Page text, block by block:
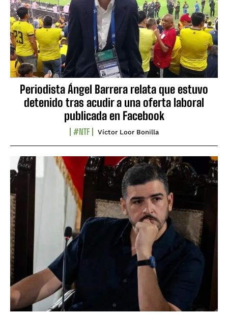
Periodista Ángel Barrera relata que estuvo
detenido tras acudir a una oferta laboral
publicada en Facebook
#NTF Víctor Loor Bonilla